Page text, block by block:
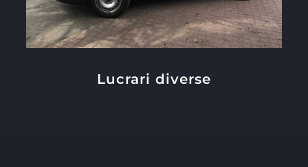
Lucrari diverse